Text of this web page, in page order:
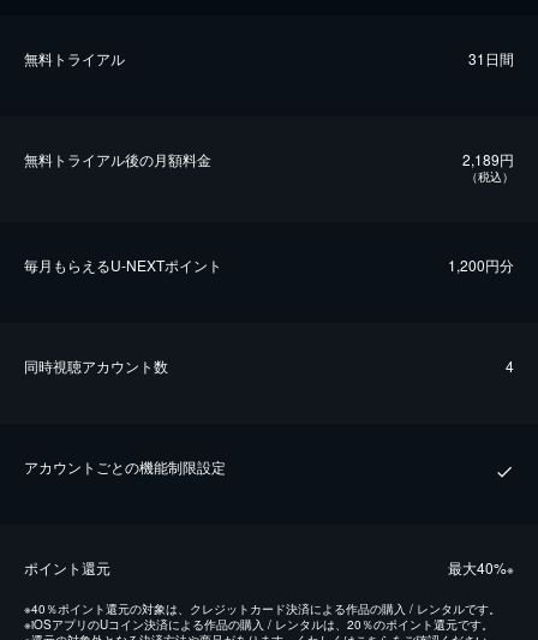
無料トライアル 31日間
無料トライアル後の⽉額料金 2,189円
（税込）
毎⽉もらえるU-NEXTポイント 1,200円分
同時視聴アカウント数 4
アカウントごとの機能制限設定
ポイント還元 最⼤40%※
※40％ポイント還元の対象は、クレジットカード決済による作品の購入 / レンタルです。
※iOSアプリのUコイン決済による作品の購入 / レンタルは、20％のポイント還元です。